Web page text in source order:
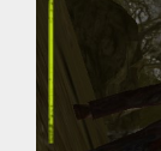
Angry Birds
Silah